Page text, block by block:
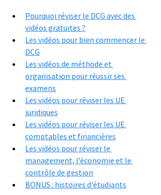
Pourquoi réviser le DCG avec des
vidéos gratuites ?
Les vidéos pour bien commencer le
DCG
Les vidéos de méthode et
organisation pour réussir ses
examens
Les vidéos pour réviser les UE
juridiques
Les vidéos pour réviser les UE
comptables et financières
Les vidéos pour réviser le
management, l’économie et le
contrôle de gestion
BONUS : histoires d'étudiants